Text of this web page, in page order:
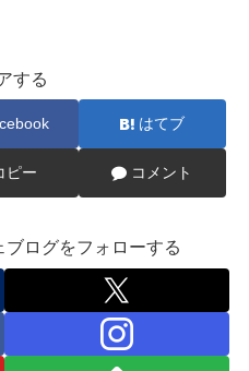
する
はてブ
ピー コメント
ログをフォローする